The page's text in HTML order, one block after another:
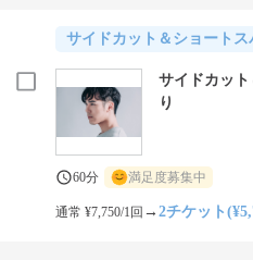
サイドカット＆ショートス
サイドカッ
り
60分 満足度募集中
通常 ¥7,750/1回 →2チケット